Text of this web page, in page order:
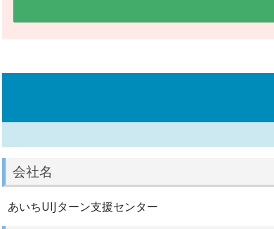
会社名
あいちUIJターン支援センター